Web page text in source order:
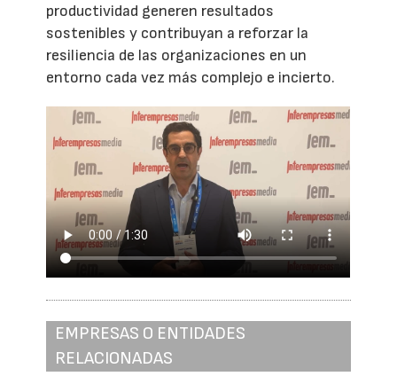
productividad generen resultados
sostenibles y contribuyan a reforzar la
resiliencia de las organizaciones en un
entorno cada vez más complejo e incierto.
EMPRESAS O ENTIDADES
RELACIONADAS